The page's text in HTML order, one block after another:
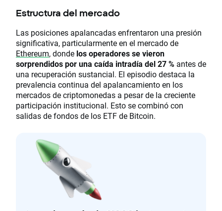
Estructura del mercado
Las posiciones apalancadas enfrentaron una presión
significativa, particularmente en el mercado de
Ethereum, donde los operadores se vieron
sorprendidos por una caída intradía del 27 % antes de
una recuperación sustancial. El episodio destaca la
prevalencia continua del apalancamiento en los
mercados de criptomonedas a pesar de la creciente
participación institucional. Esto se combinó con
salidas de fondos de los ETF de Bitcoin.